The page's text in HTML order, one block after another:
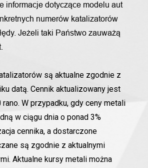
informacje dotyczące modelu aut
numerów katalizatorów
Jeżeli taki Państwo zauważą
są aktualne zgodnie z
datą. Cennik aktualizowany jest
W przypadku, gdy ceny metali
w ciągu dnia o ponad 3%
cennika, a dostarczone
są zgodnie z aktualnymi
Aktualne kursy metali można